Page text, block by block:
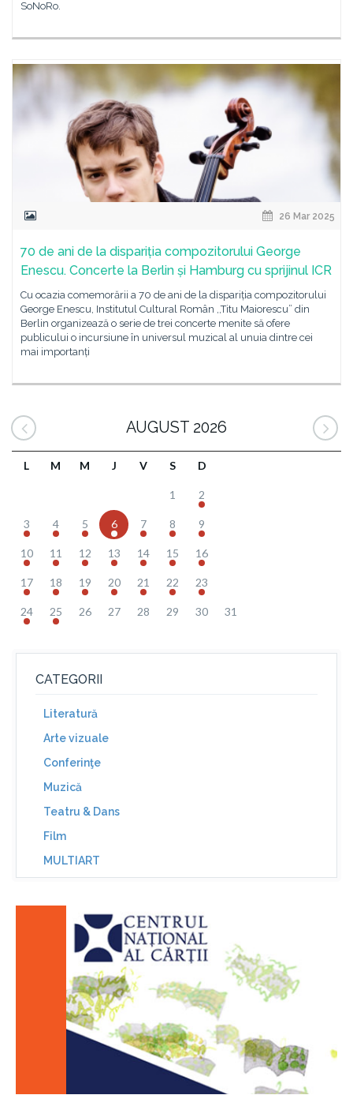
SoNoRo.
26 Mar 2025
70 de ani de la dispariția compozitorului George
Enescu. Concerte la Berlin și Hamburg cu sprijinul ICR
Cu ocazia comemorării a 70 de ani de la dispariția compozitorului
George Enescu, Institutul Cultural Român ,,Titu Maiorescu” din
Berlin organizează o serie de trei concerte menite să ofere
publicului o incursiune în universul muzical al unuia dintre cei
mai importanți
AUGUST 2026
L M M J V S D
1 2
3 4 5 6 7 8 9
10 11 12 13 14 15 16
17 18 19 20 21 22 23
24 25 26 27 28 29 30 31
CATEGORII
Literatură
Arte vizuale
Conferinţe
Muzică
Teatru & Dans
Film
MULTIART